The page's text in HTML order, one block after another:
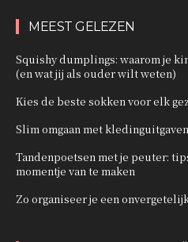
MEEST GELEZEN
Squishy dumplings: waarom je
(en wat jij als ouder wilt weten)
Kies de beste sokken voor elk
Slim omgaan met
Tandenpoetsen met je peuter:
momentje van te maken
Zo organiseer je een